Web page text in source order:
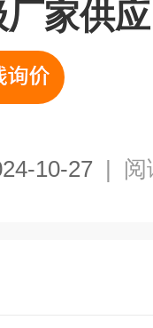
家供
10-27 | 阅